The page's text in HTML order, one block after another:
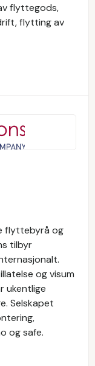
flyttegods,
flytting av
flyttebyrå og
tilbyr
og visum
ukentlige
Selskapet
og safe.